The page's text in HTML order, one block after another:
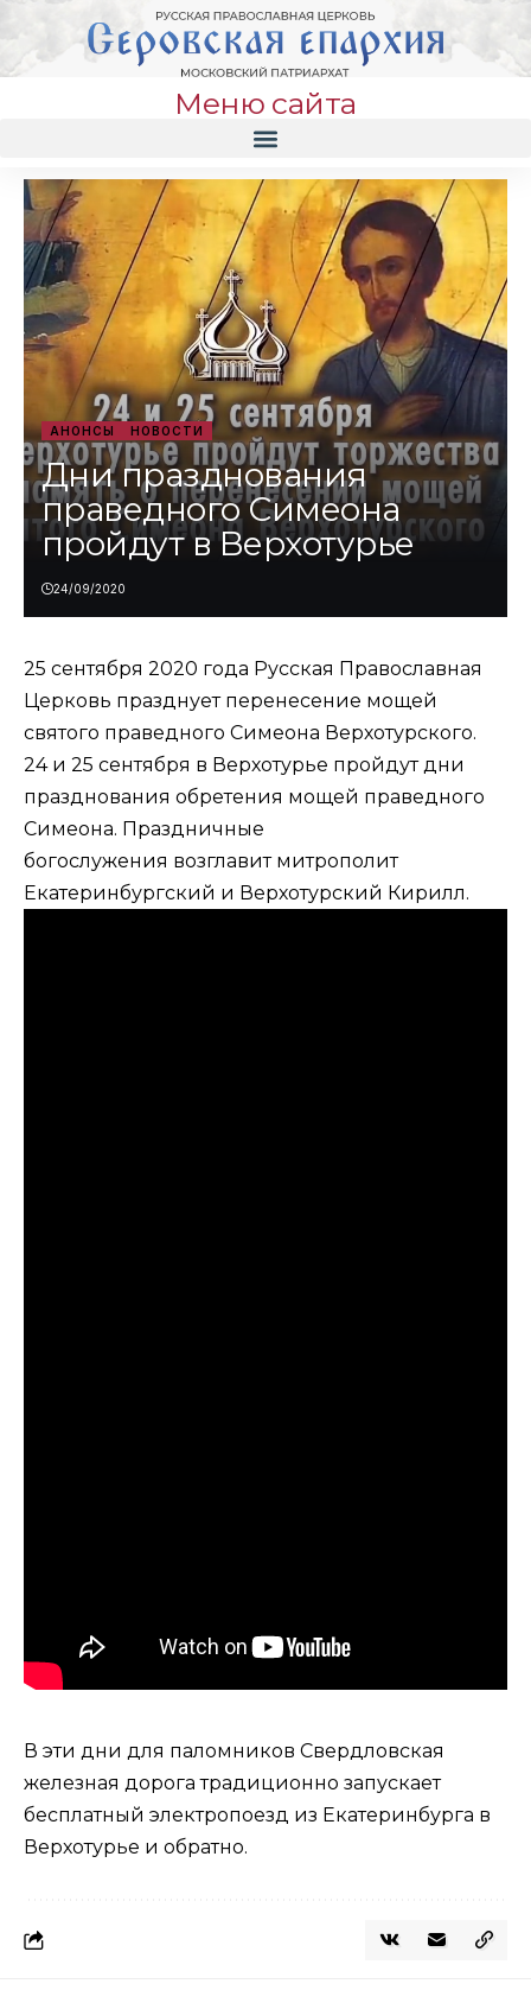
Меню сайта
АНОНСЫ НОВОСТИ
Дни празднования
праведного Симеона
пройдут в Верхотурье
24/09/2020
25 сентября 2020 года Русская Православная
Церковь празднует перенесение мощей
святого праведного Симеона Верхотурского.
24 и 25 сентября в Верхотурье пройдут дни
празднования обретения мощей праведного
Симеона. Праздничные
богослужения возглавит митрополит
Екатеринбургский и Верхотурский Кирилл.
В эти дни для паломников Свердловская
железная дорога традиционно запускает
бесплатный электропоезд из Екатеринбурга в
Верхотурье и обратно.